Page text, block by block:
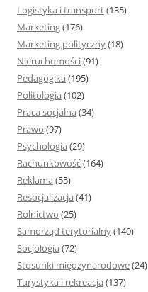
Logistyka i transport(135)
Marketing(176)
Marketing polityczny(18)
Nieruchomości(91)
Pedagogika (195)
Politologia (102)
Praca socjalna (34)
Prawo (97)
Psychologia (29)
Rachunkowość(164)
Reklama (55)
Resocjalizacja (41)
Rolnictwo (25)
Samorząd terytorialny(140)
Socjologia (72)
Stosunki międzynarodowe(24)
Turystyka i rekreacja (137)